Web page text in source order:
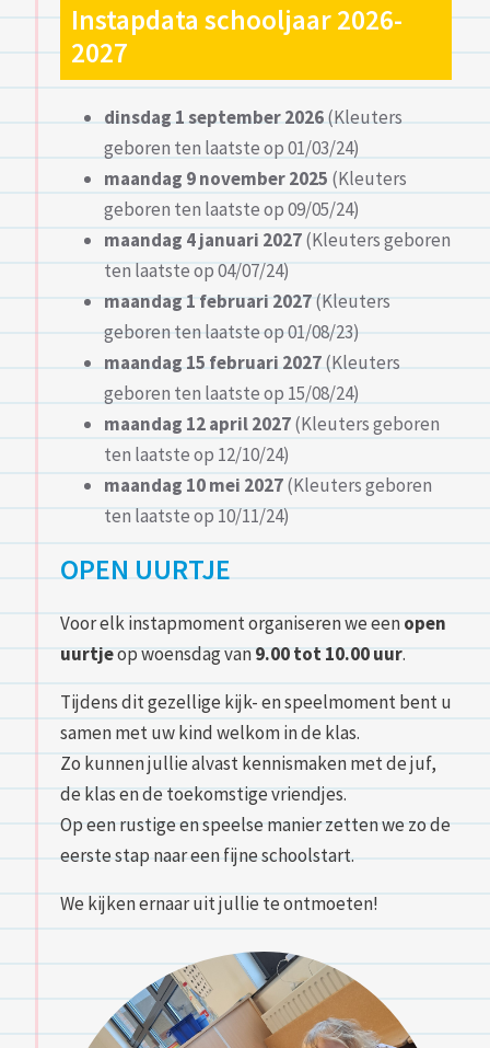
Instapdata schooljaar 2026-
2027
dinsdag 1 september 2026(Kleuters
geboren ten laatste op 01/03/24)
maandag 9 november 2025 (Kleuters
geboren ten laatste op 09/05/24)
maandag 4 januari 2027(Kleuters geboren
ten laatste op 04/07/24)
maandag 1 februari 2027(Kleuters
geboren ten laatste op 01/08/23)
maandag 15 februari 2027(Kleuters
geboren ten laatste op 15/08/24)
maandag 12 april 2027(Kleuters geboren
ten laatste op 12/10/24)
maandag 10 mei 2027(Kleuters geboren
ten laatste op 10/11/24)
OPEN UURTJE
Voor elk instapmoment organiseren we eenopen
uurtjeop woensdag van9.00 tot 10.00 uur.
Tijdens dit gezellige kijk- en speelmoment bent u
samen met uw kind welkom in de klas.
Zo kunnen jullie alvast kennismaken met de juf,
de klas en de toekomstige vriendjes.
Op een rustige en speelse manier zetten we zo de
eerste stap naar een fijne schoolstart.
We kijken ernaar uit jullie te ontmoeten!